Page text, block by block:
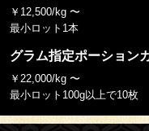
￥12,500/kg 〜
最小ロット1本
グラム指定ポーション
￥22,000/kg 〜
最小ロット100g以上で10枚